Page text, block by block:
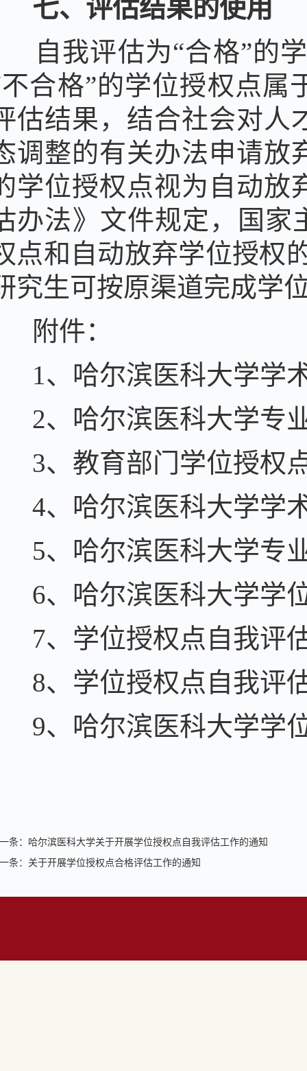
七、评估结果的使用
自我评估为“合格”的
合格”的学位授权点属
估结果，结合社会对人
调整的有关办法申请放
学位授权点视为自动放
办法》 文件规定，国家
点和 自动放弃学位授权
究生可按原渠道完成学
附件：
1、哈尔滨医科大学学
2、哈尔滨医科大学专
3、教育部门学位授权
4、哈尔滨医科大学学
5、哈尔滨医科大学专
6、哈尔滨医科大学学
7、学位授权点 自我评
8、学位授权点 自我评
9、哈尔滨医科大学学
条： 哈尔滨医科大学关于开展学位授权点自我评估工作的通知
条： 关于开展学位授权点合格评估工作的通知